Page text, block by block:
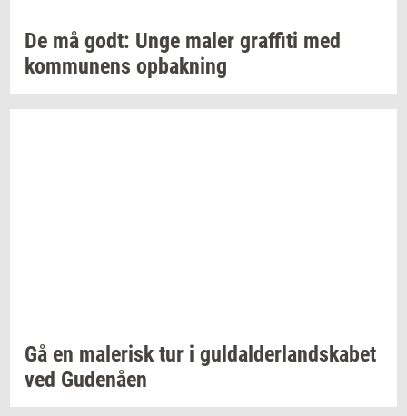
De må godt: Unge maler graf­fi­ti med
kom­mu­nens op­bak­ning
Gå en ma­le­risktur i gul­dal­der­land­ska­bet
ved Gu­denå­en